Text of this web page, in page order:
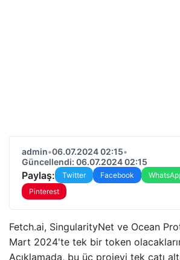
admin•06.07.2024 02:15•
Güncellendi: 06.07.2024 02:15
Paylaş: Twitter Facebook
Pinterest
Fetch.ai, SingularityNet ve Ocean
Mart 2024'te tek bir token
Açıklamada, bu üç projeyi tek çatı